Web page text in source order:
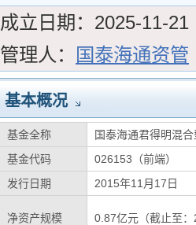
成立日期： 2025-11-21
管理人：
国泰海通资管
基本概况
基金全称
国泰海通君得明混
基金代码
026153（前端）
发行日期
2015年11月17日
净资产规模 0.87亿元（截止至